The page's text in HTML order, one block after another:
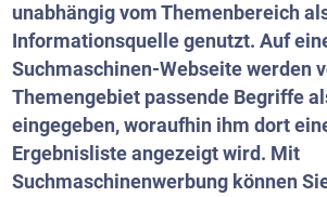
unabhängig vom Themenbereich
Informationsquelle genutzt. Auf
Suchmaschinen-Webseite werden
Themengebiet passende Begriffe
eingegeben, woraufhin ihm dort
Ergebnisliste angezeigt wird. Mit
Suchmaschinenwerbung können